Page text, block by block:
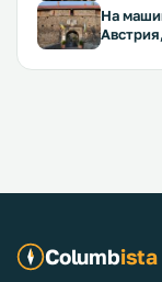
На
Columbista